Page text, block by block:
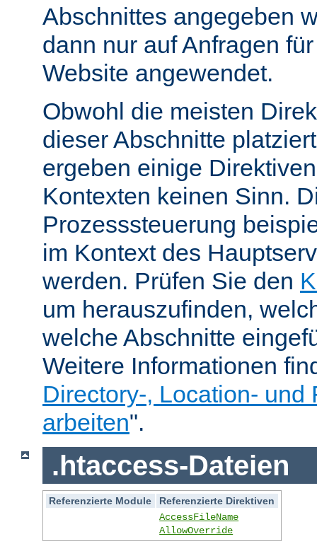
Abschnittes angegeben
dann nur auf Anfragen
Website angewendet.
Obwohl die meisten
dieser Abschnitte
ergeben einige
Kontexten keinen Sinn.
Prozesssteuerung
im Kontext des
werden. Prüfen Sie den
um herauszufinden,
welche Abschnitte
Weitere Informationen
Directory-, Location- und
arbeiten".
.htaccess-Dateien
Referenzierte Module
Referenzierte Direktiven
AccessFileName
AllowOverride